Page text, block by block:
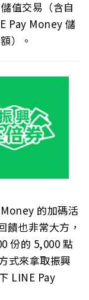
值交易（含自
Pay Money 儲
）。
的加碼活
也非常大方，
份的 5,000 點
式來拿取振興
LINE Pay